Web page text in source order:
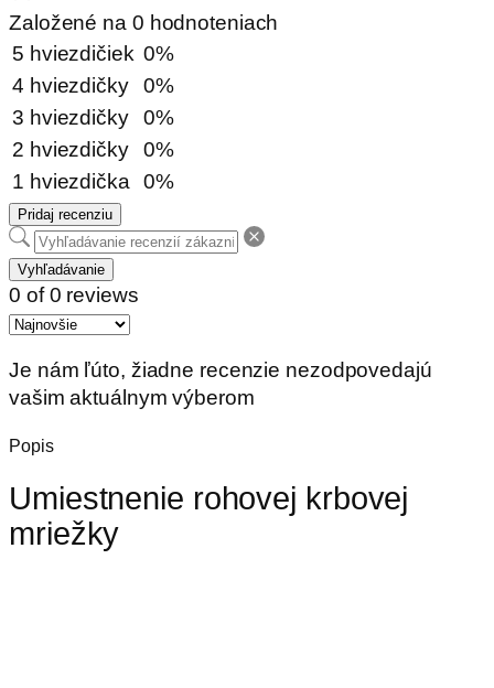
Založené na 0 hodnoteniach
5 hviezdičiek 0%
4 hviezdičky
0%
3 hviezdičky
0%
2 hviezdičky
0%
1 hviezdička
0%
Pridaj recenziu
Vyhľadávanie
0 of 0 reviews
Je nám ľúto, žiadne recenzie nezodpovedajú
vašim aktuálnym výberom
Popis
Umiestnenie rohovej krbovej
mriežky